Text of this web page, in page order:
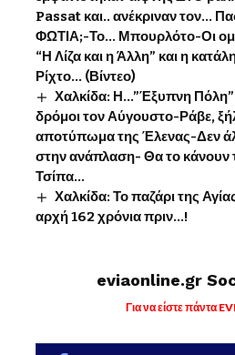
Passat και.. ανέκριναν τον…
ΦΩΤΙΑ;-Το… Μπουρλότο-Οι
“Η Λίζα και η Άλλη” και η
Ρίχτο… (Βίντεο)
Χαλκίδα: Η…”Έξυπνη
δρόμοι τον Αύγουστο-Ράβε,
αποτύπωμα της Έλενας-Δεν
στην ανάπλαση- Θα το κάνουν
Τσίπα…
Χαλκίδα: Το παζάρι της
αρχή 162 χρόνια πριν…!
eviaonline.gr
Για να είστε πάντα